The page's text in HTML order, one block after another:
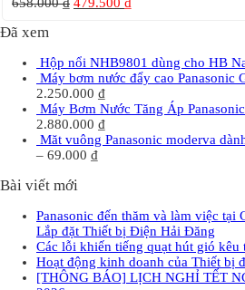
Đã xem
Hộp nổi NHB9801 dùng cho HB
Máy bơm nước đẩy cao Panasonic
2.250.000 ₫
Máy Bơm Nước Tăng Áp
2.880.000 ₫
Măt vuông Panasonic moderva
– 69.000 ₫
Bài viết mới
Panasonic đến thăm và làm việc tại
Lắp đặt Thiết bị Điện Hải Đăng
Các lỗi khiến tiếng quạt hút gió kêu
Hoạt động kinh doanh của Thiết bị
[THÔNG BÁO] LỊCH NGHỈ TẾT